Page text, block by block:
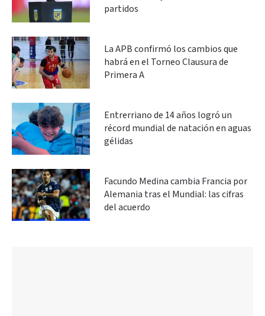
partidos
La APB confirmó los cambios que
habrá en el Torneo Clausura de
Primera A
Entrerriano de 14 años logró un
récord mundial de natación en aguas
gélidas
Facundo Medina cambia Francia por
Alemania tras el Mundial: las cifras
del acuerdo